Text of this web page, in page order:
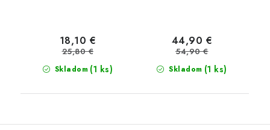
Skladom (1 ks)
18,10 €
25,80 €
Skladom (1 ks)
44,90 €
54,90 €